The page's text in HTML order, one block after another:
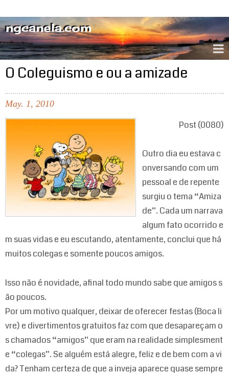
O Coleguismo e ou a amizade
May. 1, 2010
Post (0080)
Outro dia eu estava c
onversando com um
pessoal e de repente
surgiu o tema “Amiza
de”. Cada um narrava
algum fato ocorrido e
m suas vidas e eu escutando, atentamente, conclui que há
muitos colegas e somente poucos amigos.
Isso não é novidade, afinal todo mundo sabe que amigos s
ão poucos.
Por um motivo qualquer, deixar de oferecer festas (Boca li
vre) e divertimentos gratuitos faz com que desapareçam o
s chamados “amigos” que eram na realidade simplesment
e “colegas”. Se alguém está alegre, feliz e de bem com a vi
da? Tenham certeza de que a inveja aparece quase sempre